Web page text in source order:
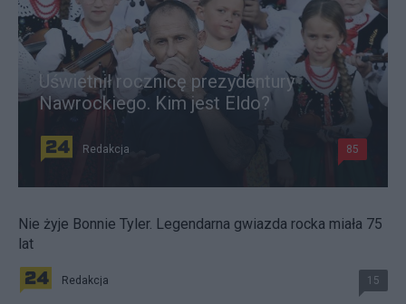
Uświetnił rocznicę prezydentury
Nawrockiego. Kim jest Eldo?
Redakcja 85
Nie żyje Bonnie Tyler. Legendarna gwiazda rocka miała 75
lat
Redakcja 15